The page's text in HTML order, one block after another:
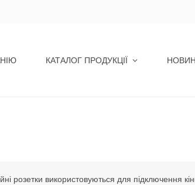
КАТАЛОГ ПРОДУКЦІЇ
розетки використовуються для підключення